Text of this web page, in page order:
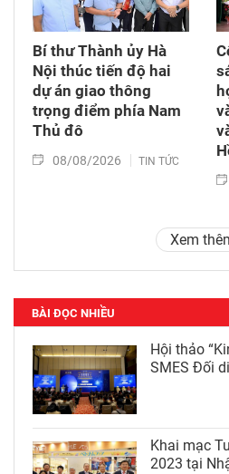
Bí thư Thành ủy Hà
Nội thúc tiến độ hai
dự án giao thông
trọng điểm phía Nam
Thủ đô
08/08/2026 TIN TỨC
Xem
BÀI ĐỌC NHIỀU
Hội thảo
SMES Đối
Khai mạc
2023 tại